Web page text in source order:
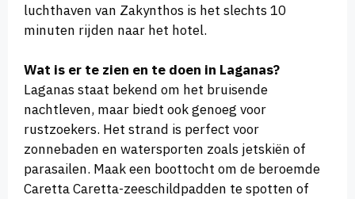
luchthaven van Zakynthos is het slechts 10
minuten rijden naar het hotel.
Wat is er te zien en te doen in Laganas?
Laganas staat bekend om het bruisende
nachtleven, maar biedt ook genoeg voor
rustzoekers. Het strand is perfect voor
zonnebaden en watersporten zoals jetskiën of
parasailen. Maak een boottocht om de beroemde
Caretta Caretta-zeeschildpadden te spotten of